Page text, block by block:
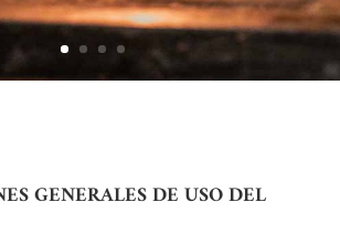
GENERALES DE USO DEL